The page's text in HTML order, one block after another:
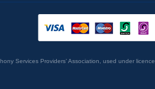
Services Providers’ Association, used under licence